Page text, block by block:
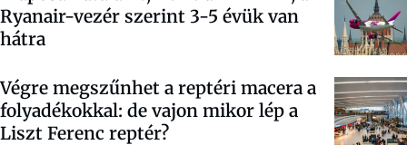
Ryanair-vezér szerint 3-5 évük van
hátra
Végre megszűnhet a reptéri macera a
folyadékokkal: de vajon mikor lép a
Liszt Ferenc reptér?